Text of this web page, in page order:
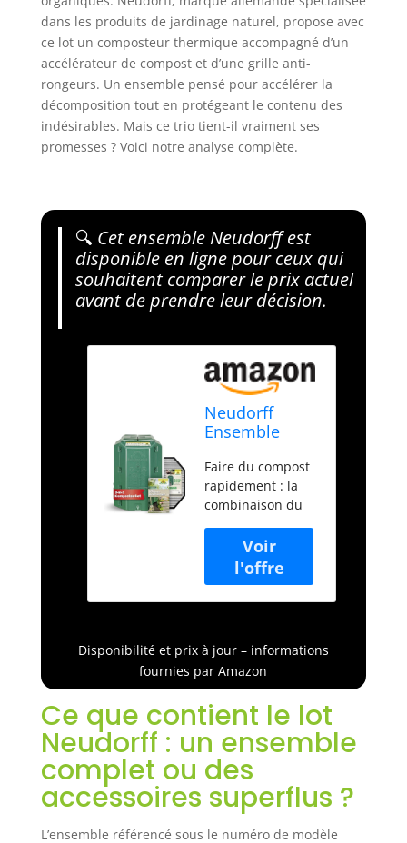
dans les produits de jardinage naturel, propose avec
ce lot un composteur thermique accompagné d’un
accélérateur de compost et d’une grille anti-
rongeurs. Un ensemble pensé pour accélérer la
décomposition tout en protégeant le contenu des
indésirables. Mais ce trio tient-il vraiment ses
promesses ? Voici notre analyse complète.
🔍 Cet ensemble Neudorff est
disponible en ligne pour ceux qui
souhaitent comparer le prix actuel
avant de prendre leur décision.
Neudorff
Ensemble
Thermique -
Accélérateur
de Compost et
Grille de
Souris pour
compostage
Rapide des
Jardin et de
Cuisine
Faire du compost
rapidement : la
combinaison du
composteur
thermique et de
l'accélérateur de
compost permet
une
des déchets. La
grille empêche les
dans le compost
Composteur
thermique : la
construction à
double paroi du
composteur offre
une isolation
Disponibilité et prix à jour – informations
fournies par Amazon
Ce que contient le lot
Neudorff : un ensemble
complet ou des
accessoires superflus ?
L’ensemble référencé sous le numéro de modèle